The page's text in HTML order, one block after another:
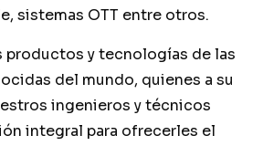
sistemas OTT entre otros.
productos y tecnologías de las
del mundo, quienes a su
ingenieros y técnicos
integral para ofrecerles el